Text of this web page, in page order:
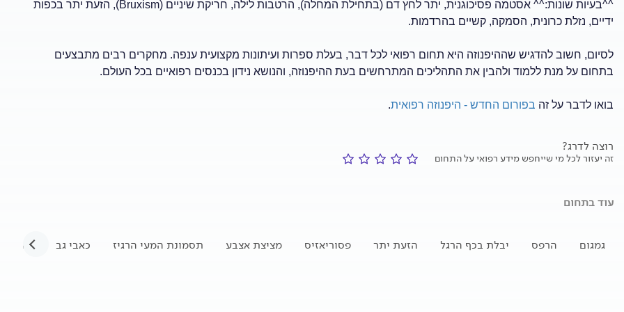
^^בעיות שונות:^^ אסטמה פסיכוגנית, יתר לחץ דם (בתחילת המחלה), הרטבות לילה, חריקת שיניים (Bruxism), הזעת יתר בכפות
ידיים, נזלת כרונית, הסמקה, קשיים בהרדמות.
לסיום, חשוב להדגיש שההיפנוזה היא תחום רפואי לכל דבר, בעלת ספרות ועיתונות מקצועית ענפה. מחקרים רבים מתבצעים
בתחום על מנת ללמוד ולהבין את התהליכים המתרחשים בעת ההיפנוזה, והנושא נידון בכנסים רפואיים בכל העולם.
בואו לדבר על זה בפורום החדש - היפנוזה רפואית.
רוצה לדרג?
זה יעזור לכל מי שייחפש מידע רפואי על התחום
עוד בתחום
גמגום הרפס יבלת בכף הרגל הזעת יתר פסוריאזיס מציצת אצבע תסמונת המעי הרגיז כאבי גב כאב